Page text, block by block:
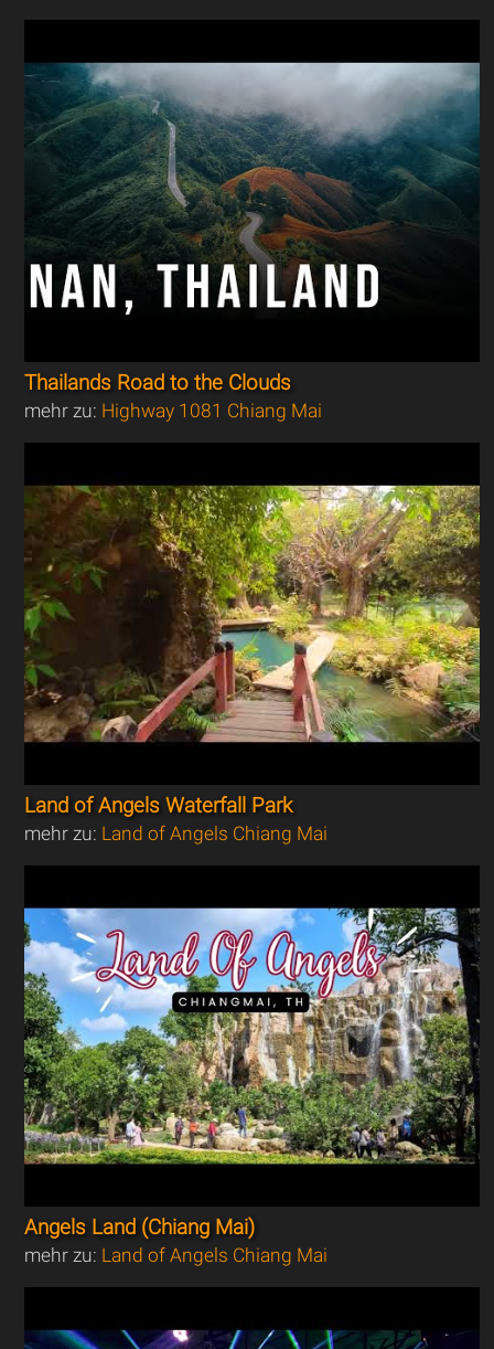
Thailands Road to the Clouds
mehr zu: Highway 1081 Chiang Mai
Land of Angels Waterfall Park
mehr zu: Land of Angels Chiang Mai
Angels Land (Chiang Mai)
mehr zu: Land of Angels Chiang Mai